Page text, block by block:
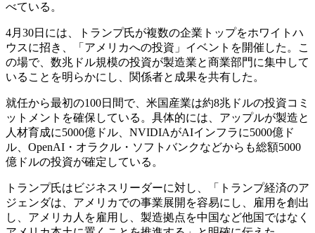
べている。
4月30日には、トランプ氏が複数の企業トップをホワイトハ
ウスに招き、「アメリカへの投資」イベントを開催した。こ
の場で、数兆ドル規模の投資が製造業と商業部門に集中して
いることを明らかにし、関係者と成果を共有した。
就任から最初の100日間で、米国産業は約8兆ドルの投資コミ
ットメントを確保している。具体的には、アップルが製造と
人材育成に5000億ドル、NVIDIAがAIインフラに5000億ド
ル、OpenAI・オラクル・ソフトバンクなどからも総額5000
億ドルの投資が確定している。
トランプ氏はビジネスリーダーに対し、「トランプ経済のア
ジェンダは、アメリカでの事業展開を容易にし、雇用を創出
し、アメリカ人を雇用し、製造拠点を中国など他国ではなく